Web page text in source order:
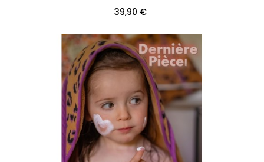
Prix
39,90 €